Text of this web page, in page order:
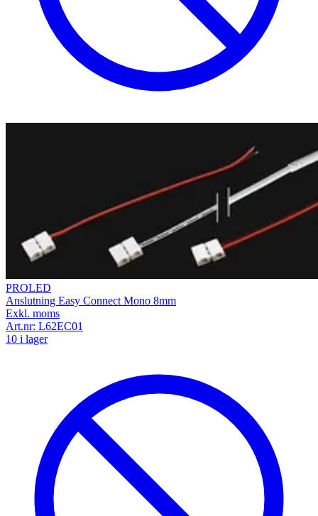
PROLED
Anslutning Easy Connect Mono 8mm
Exkl. moms
Art.nr: L62EC01
10 i lager